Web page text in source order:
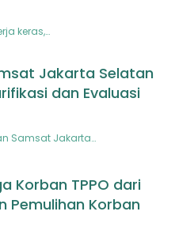
keras,…
Jakarta Selatan
dan Evaluasi
Samsat Jakarta…
Korban TPPO dari
Pemulihan Korban